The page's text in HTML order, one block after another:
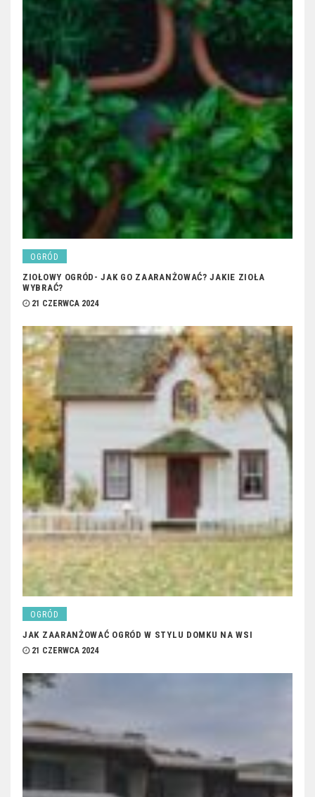
OGRÓD
ZIOŁOWY OGRÓD- JAK GO ZAARANŻOWAĆ? JAKIE ZIOŁA
WYBRAĆ?
21 CZERWCA 2024
OGRÓD
JAK ZAARANŻOWAĆ OGRÓD W STYLU DOMKU NA WSI
21 CZERWCA 2024